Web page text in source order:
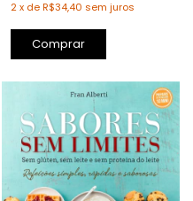
2 x deR$34,40 sem juros
Comprar